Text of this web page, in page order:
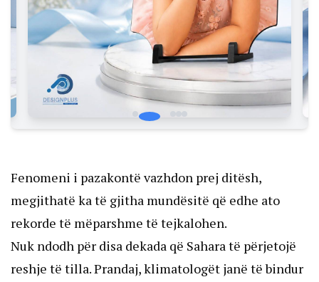
Fenomeni i pazakontë vazhdon prej ditësh,
megjithatë ka të gjitha mundësitë që edhe ato
rekorde të mëparshme të tejkalohen.
Nuk ndodh për disa dekada që Sahara të përjetojë
reshje të tilla. Prandaj, klimatologët janë të bindur